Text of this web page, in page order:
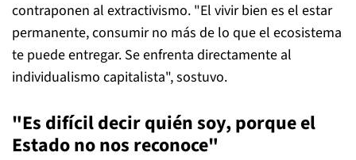
contraponen al extractivismo. "El vivir bien es el estar
permanente, consumir no más de lo que el ecosistema
te puede entregar. Se enfrenta directamente al
individualismo capitalista", sostuvo.
"Es difícil decir quién soy, porque el
Estado no nos reconoce"